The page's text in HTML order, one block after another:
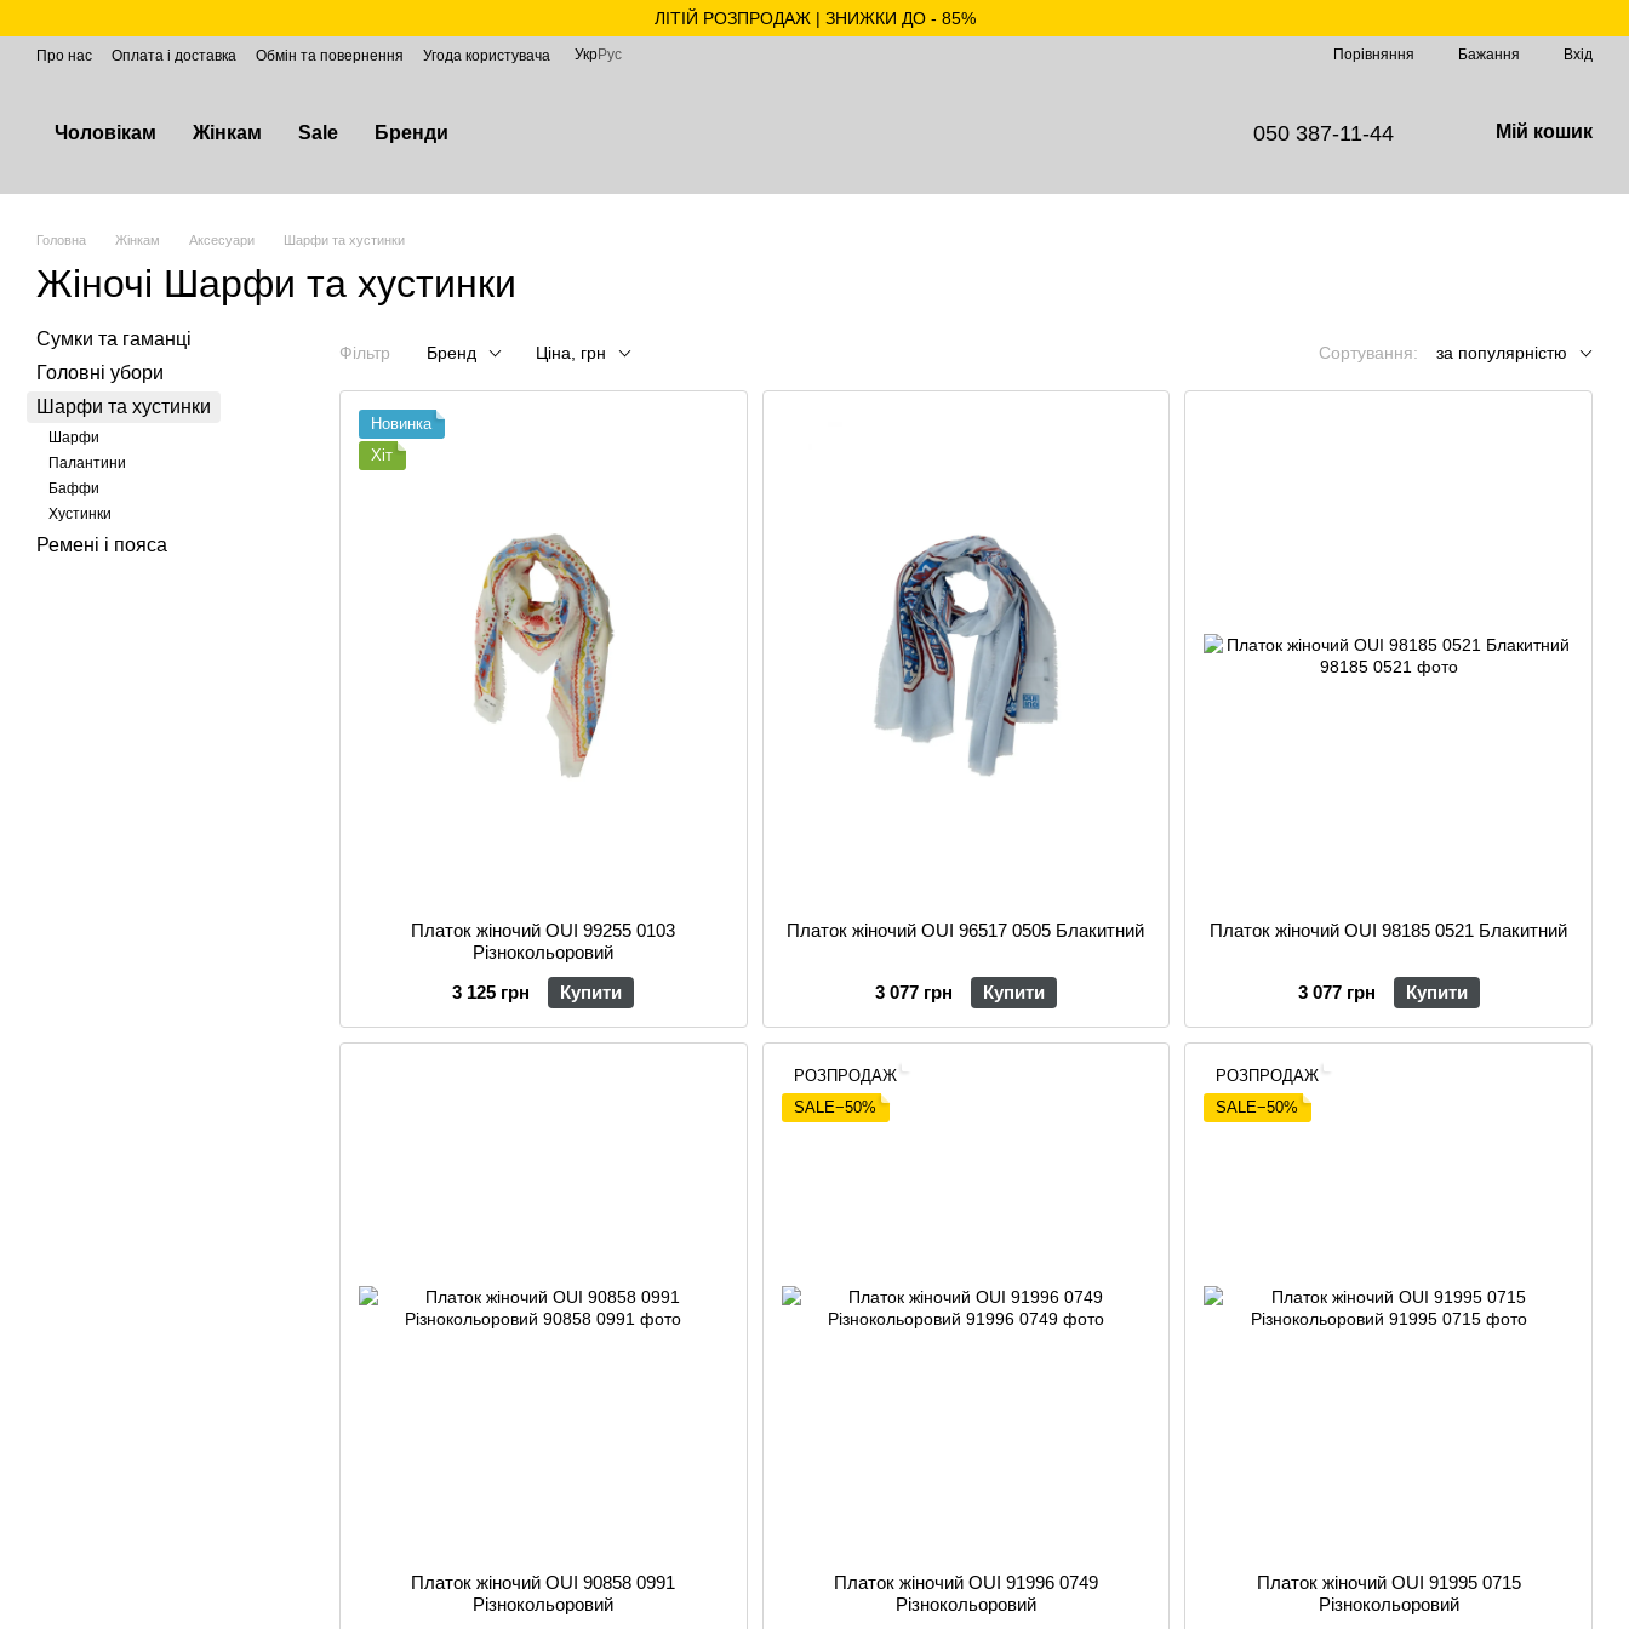
ЛІТІЙ РОЗПРОДАЖ | ЗНИЖКИ ДО - 85%
Про нас Оплата і доставка Обмін та повернення Угода користувача УкрРус Порівняння Бажання Вхід
Чоловікам Жінкам Sale Бренди 050 387-11-44 Мій кошик
Головна Жінкам Аксесуари Шарфи та хустинки
Жіночі Шарфи та хустинки
Фільтр Бренд Ціна, грн Сортування: за популярністю
Новинка
Хіт
Платок жіночий OUI 99255 0103
Різнокольоровий
3 125 грн
Купити
Платок жіночий OUI 96517 0505 Блакитний
3 077 грн Купити
Платок жіночий OUI 98185 0521 Блакитний
3 077 грн Купити
Платок жіночий OUI 90858 0991
Різнокольоровий
РОЗПРОДАЖ
SALE−50%
Платок жіночий OUI 91996 0749
Різнокольоровий
РОЗПРОДАЖ
SALE−50%
Платок жіночий OUI 91995 0715
Різнокольоровий
Сумки та гаманці
Головні убори
Шарфи та хустинки
Шарфи
Палантини
Баффи
Хустинки
Ремені і пояса